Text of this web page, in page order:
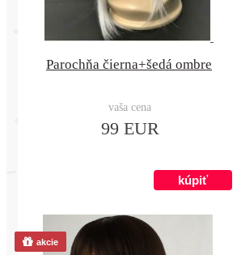
Parochňa čierna+šedá ombre
vaša cena
99 EUR
akcie